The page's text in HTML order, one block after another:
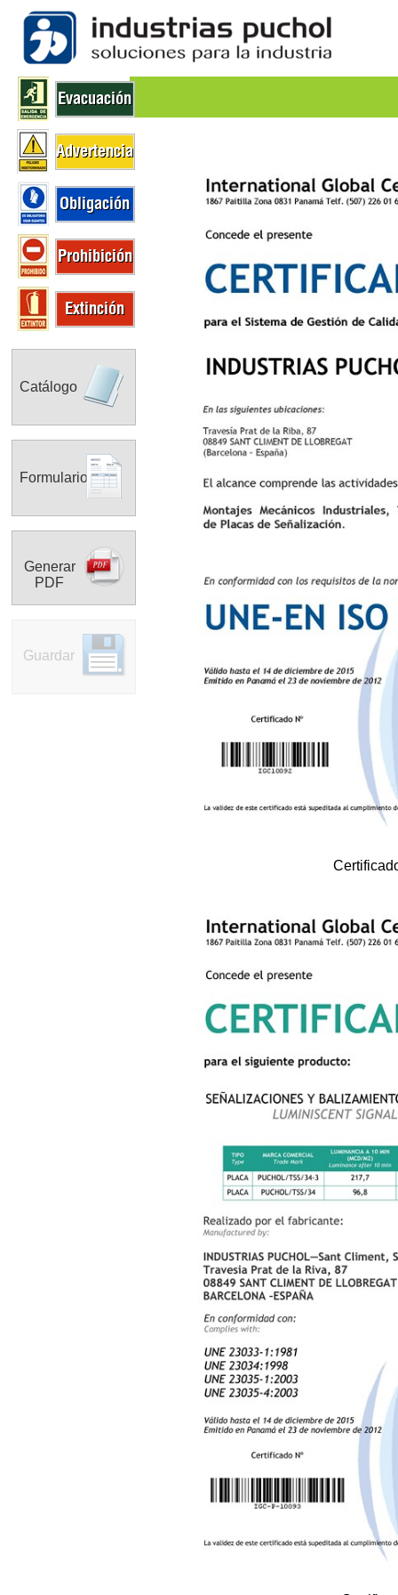
Evacuación
Advertencia
Obligación
Prohibición
Extinción
Catálogo
Formulario
Generar
PDF
Guardar